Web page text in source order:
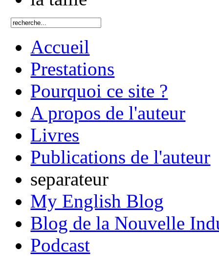
Accueil
Prestations
Pourquoi ce site ?
A propos de l'auteur
Livres
Publications de l'auteur
separateur
My English Blog
Blog de la Nouvelle
Podcast